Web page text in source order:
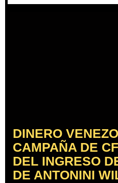
DINERO
CAMPAÑA DE
DEL INGRESO
DE ANTONINI